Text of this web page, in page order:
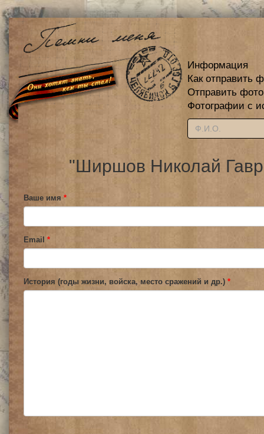
Информация
Как отправить
Отправить
Фотографии с
"Ширшов Николай
Ваше имя *
Email *
История (годы жизни, войска, место сражений и др.) *